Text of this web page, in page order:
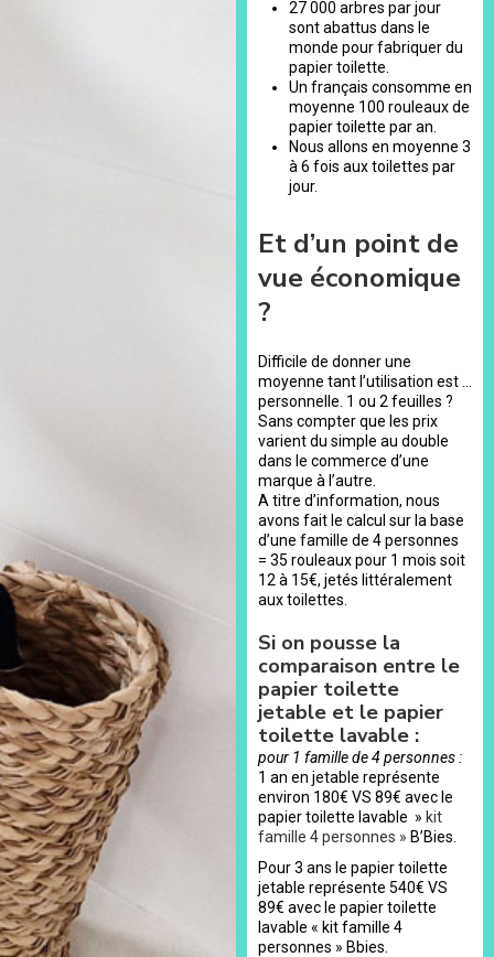
27 000 arbres par jour
sont abattus dans le
monde pour fabriquer du
papier toilette.
Un français consomme en
moyenne 100 rouleaux de
papier toilette par an.
Nous allons en moyenne 3
à 6 fois aux toilettes par
jour.
Et d’un point de
vue économique
?
Difficile de donner une
moyenne tant l’utilisation est …
personnelle. 1 ou 2 feuilles ?
Sans compter que les prix
varient du simple au double
dans le commerce d’une
marque à l’autre.
A titre d’information, nous
avons fait le calcul sur la base
d’une famille de 4 personnes
= 35 rouleaux pour 1 mois soit
12 à 15€, jetés littéralement
aux toilettes.
Si on pousse la
comparaison entre le
papier toilette
jetable et le papier
toilette lavable :
pour 1 famille de 4 personnes :
1 an en jetable représente
environ 180€ VS 89€ avec le
papier toilette lavable » kit
famille 4 personnes » B’Bies.
Pour 3 ans le papier toilette
jetable représente 540€ VS
89€ avec le papier toilette
lavable « kit famille 4
personnes » Bbies.